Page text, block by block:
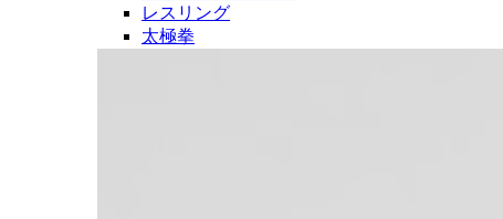
レスリング
太極拳